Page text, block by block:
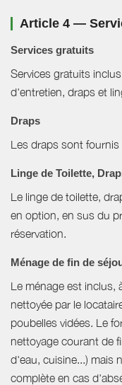
Article 4 —
Services gratuits
Services gratuits
d'entretien, draps et
Draps
Les draps sont fournis
Linge de Toilette,
Le linge de toilette,
en option, en sus du
réservation.
Ménage de fin de
Le ménage est inclus,
nettoyée par le
poubelles vidées. Le
nettoyage courant de
d'eau, cuisine...) mais
complète en cas